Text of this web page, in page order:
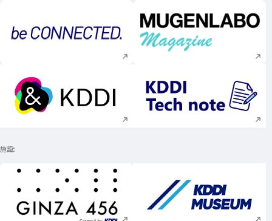
新規ウィンドウで開く 新規ウィンドウで
新規ウィンドウで開く 新規ウィンドウで
施設
新規ウィンドウで開く 新規ウィンドウで